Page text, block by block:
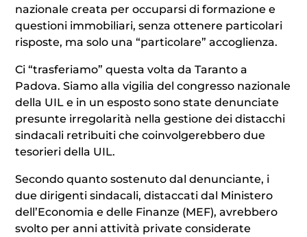
nazionale creata per occuparsi di formazione e
questioni immobiliari, senza ottenere particolari
risposte, ma solo una “particolare” accoglienza.
Ci “trasferiamo” questa volta da Taranto a
Padova. Siamo alla vigilia del congresso nazionale
della UIL e in un esposto sono state denunciate
presunte irregolarità nella gestione dei distacchi
sindacali retribuiti che coinvolgerebbero due
tesorieri della UIL.
Secondo quanto sostenuto dal denunciante, i
due dirigenti sindacali, distaccati dal Ministero
dell’Economia e delle Finanze (MEF), avrebbero
svolto per anni attività private considerate